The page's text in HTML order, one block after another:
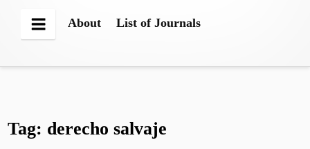
Menu
About List of Journals
Tag: derecho salvaje